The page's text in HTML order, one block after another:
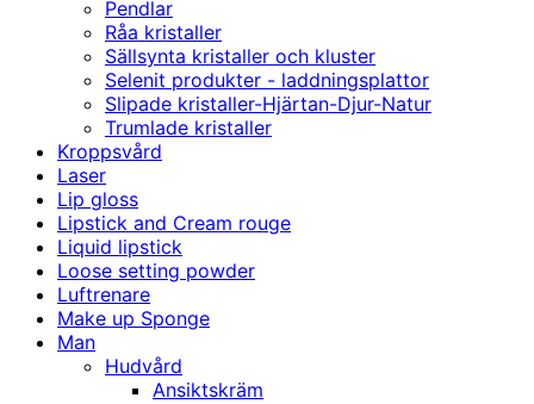
Pendlar
Råa kristaller
Sällsynta kristaller och kluster
Selenit produkter - laddningsplattor
Slipade kristaller-Hjärtan-Djur-Natur
Trumlade kristaller
Kroppsvård
Laser
Lip gloss
Lipstick and Cream rouge
Liquid lipstick
Loose setting powder
Luftrenare
Make up Sponge
Man
Hudvård
Ansiktskräm